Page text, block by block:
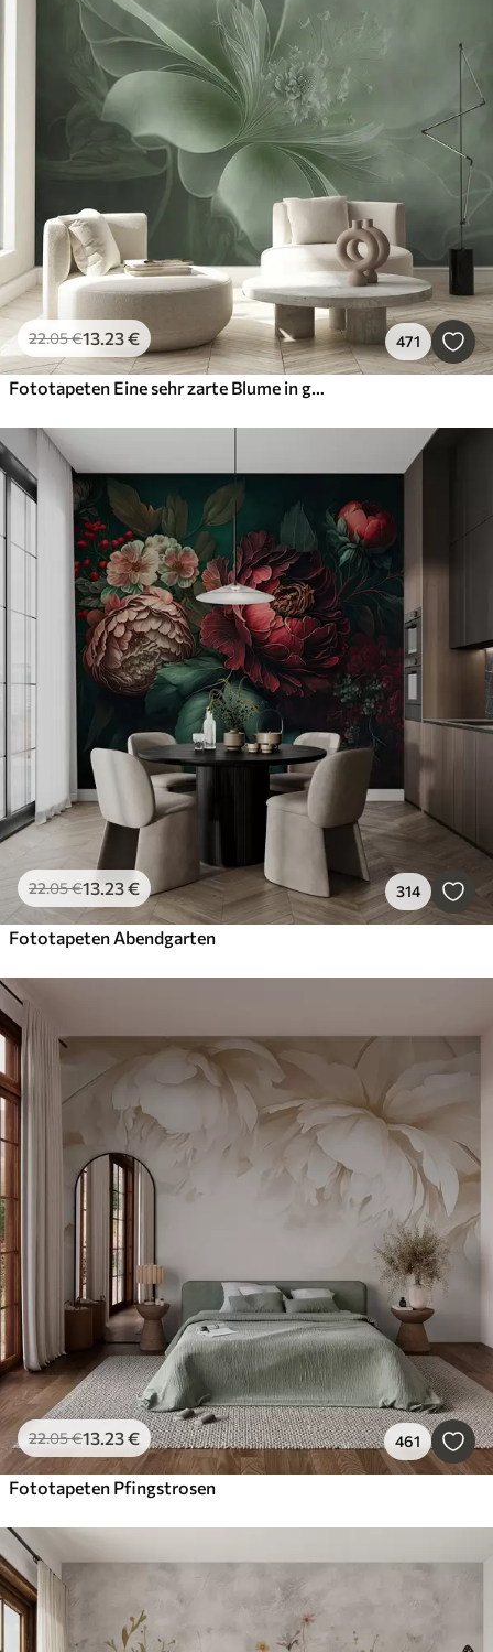
22.05€13.23€ 471
Fototapeten Eine sehr zarte Blume in grünen Farben
22.05€13.23€ 314
Fototapeten Abendgarten
22.05€13.23€ 461
Fototapeten Pfingstrosen